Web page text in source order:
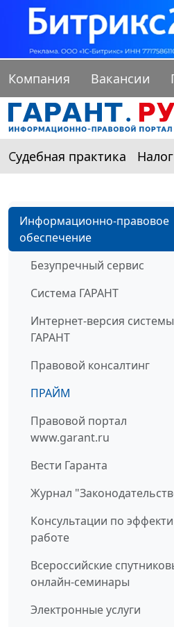
Компания Вакансии
Судебная практика
Информационно-правовое
обеспечение
Безупречный сервис
Система ГАРАНТ
Интернет-версия системы
ГАРАНТ
Правовой консалтинг
ПРАЙМ
Правовой портал
www.garant.ru
Вести Гаранта
Журнал
Консультации по
работе
Всероссийские
онлайн-семинары
Электронные услуги